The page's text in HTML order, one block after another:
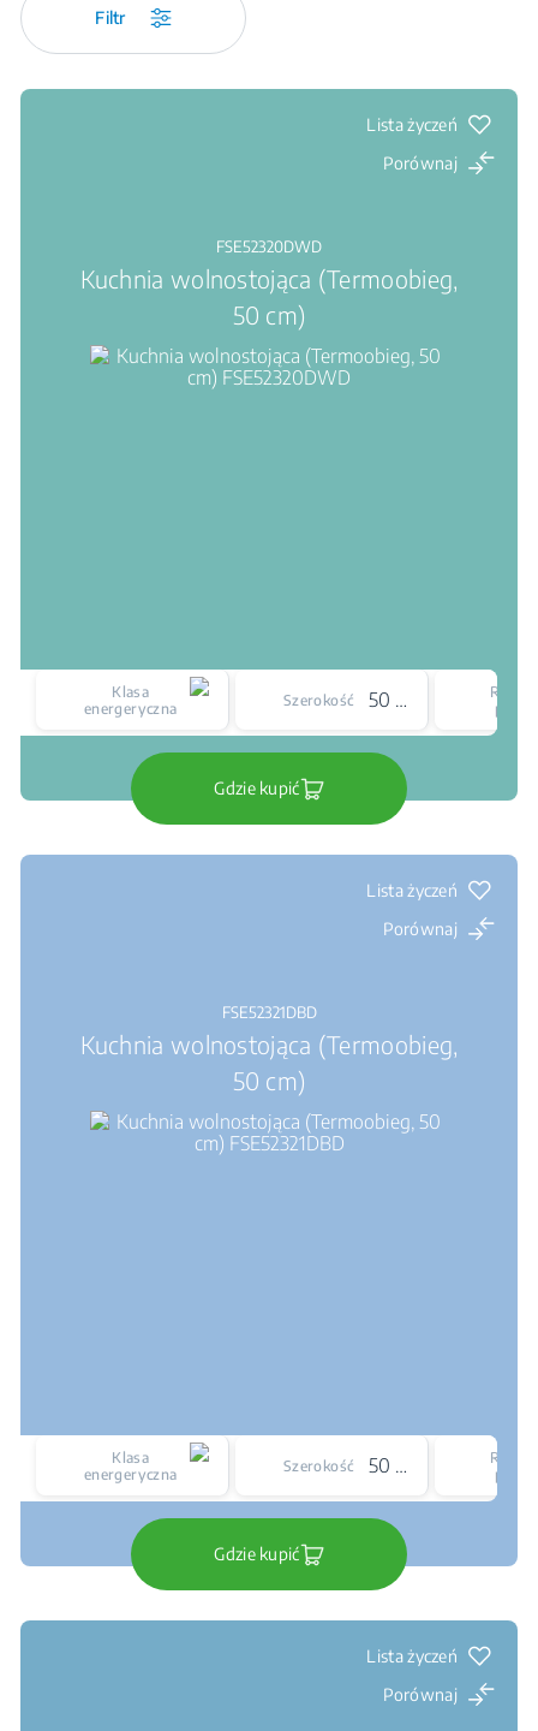
Filtr
Lista życzeń
Porównaj
FSE52320DWD
Kuchnia wolnostojąca (Termoobieg,
50 cm)
Klasa
energeryczna
Szerokość 50 cm
Rodzaj
płyty
Gdzie kupić
Lista życzeń
Porównaj
FSE52321DBD
Kuchnia wolnostojąca (Termoobieg,
50 cm)
Klasa
energeryczna
Szerokość 50 cm
Rodzaj
płyty
Gdzie kupić
Lista życzeń
Porównaj